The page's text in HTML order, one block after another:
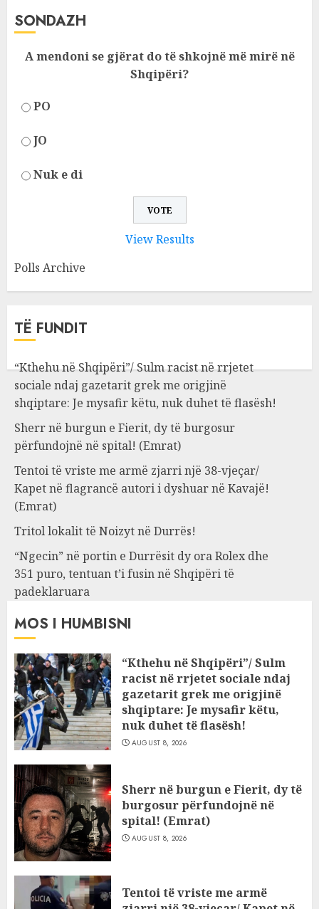
SONDAZH
A mendoni se gjërat do të shkojnë më mirë në
Shqipëri?
PO
JO
Nuk e di
View Results
Polls Archive
TË FUNDIT
“Kthehu në Shqipëri”/ Sulm racist në rrjetet
sociale ndaj gazetarit grek me origjinë
shqiptare: Je mysafir këtu, nuk duhet të flasësh!
Sherr në burgun e Fierit, dy të burgosur
përfundojnë në spital! (Emrat)
Tentoi të vriste me armë zjarri një 38-vjeçar/
Kapet në flagrancë autori i dyshuar në Kavajë!
(Emrat)
Tritol lokalit të Noizyt në Durrës!
“Ngecin” në portin e Durrësit dy ora Rolex dhe
351 puro, tentuan t’i fusin në Shqipëri të
padeklaruara
MOS I HUMBISNI
“Kthehu në Shqipëri”/ Sulm
racist në rrjetet sociale ndaj
gazetarit grek me origjinë
shqiptare: Je mysafir këtu,
nuk duhet të flasësh!
AUGUST 8, 2026
Sherr në burgun e Fierit, dy të
burgosur përfundojnë në
spital! (Emrat)
AUGUST 8, 2026
Tentoi të vriste me armë